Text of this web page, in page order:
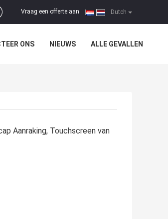
Dutch
Vraag een offerte aan
ONS NIEUWS ALLE GEVALLEN
Aanraking, Touchscreen van